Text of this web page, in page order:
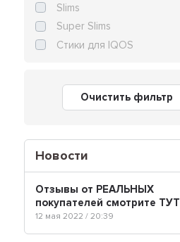
Slims
Super Slims
Стики для IQOS
Очистить фильтр
Новости
Отзывы от РЕАЛЬНЫХ
покупателей смотрите ТУТ
12 мая 2022 / 20:39